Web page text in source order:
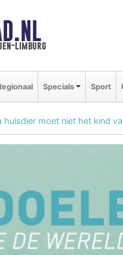
limburg
Specials Sport
huisdier moet niet het kind